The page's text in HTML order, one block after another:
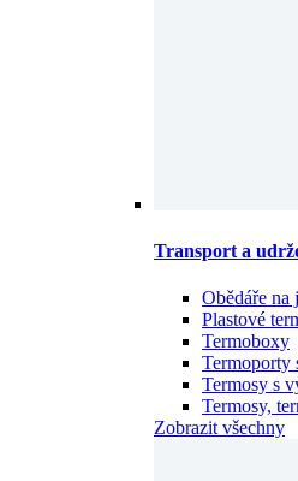
Transport a
Obědáře na
Plastové
Termoboxy
Termoporty
Termosy s
Termosy,
Zobrazit všechny